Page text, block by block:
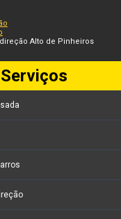
Alto de Pinheiros
Serviços